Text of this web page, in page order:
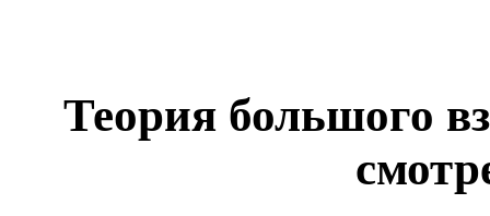
Теория большого